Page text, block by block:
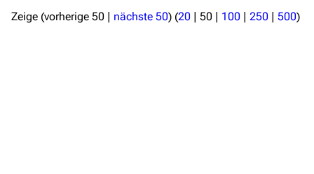
FAQ
Zeige (vorherige 50 nächste 50) (20 50 100 250 500)